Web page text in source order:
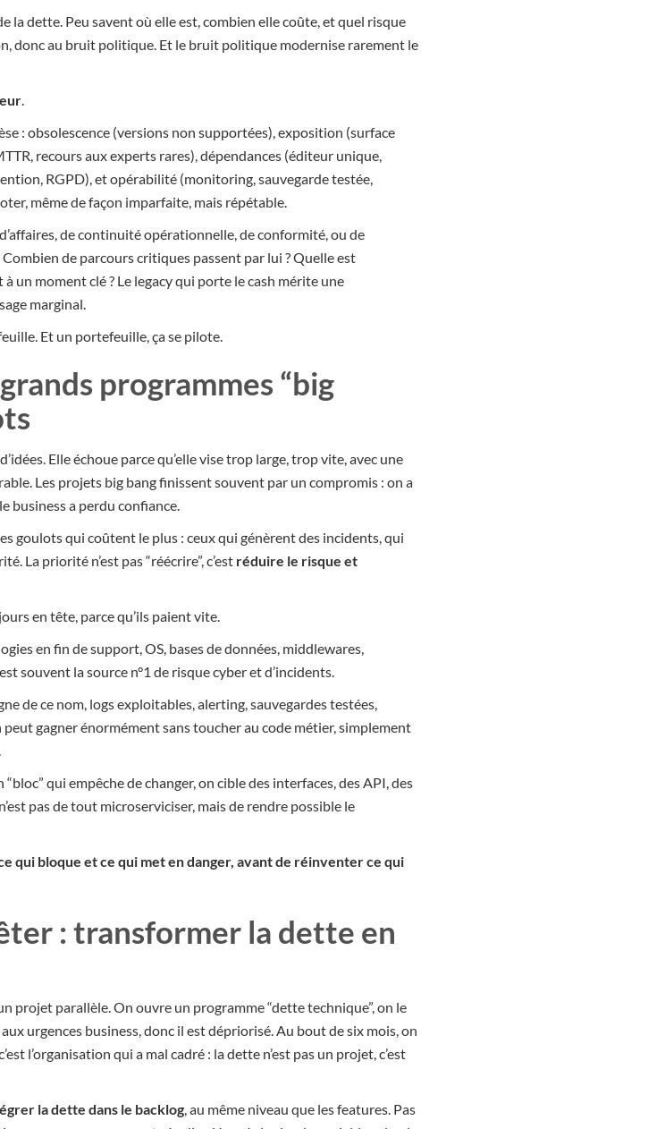
la dette. Peu savent où elle est, combien elle coûte, et quel risque
donc au bruit politique. Et le bruit politique modernise rarement le
.
: obsolescence (versions non supportées), exposition (surface
recours aux experts rares), dépendances (éditeur unique,
RGPD), et opérabilité (monitoring, sauvegarde testée,
même de façon imparfaite, mais répétable.
de continuité opérationnelle, de conformité, ou de
de parcours critiques passent par lui ? Quelle est
à un moment clé ? Le legacy qui porte le cash mérite une
marginal.
Et un portefeuille, ça se pilote.
programmes “big
Elle échoue parce qu’elle vise trop large, trop vite, avec une
Les projets big bang finissent souvent par un compromis : on a
business a perdu confiance.
goulots qui coûtent le plus : ceux qui génèrent des incidents, qui
La priorité n’est pas “réécrire”, c’est réduire le risque et
en tête, parce qu’ils paient vite.
en fin de support, OS, bases de données, middlewares,
souvent la source n°1 de risque cyber et d’incidents.
de ce nom, logs exploitables, alerting, sauvegardes testées,
gagner énormément sans toucher au code métier, simplement
qui empêche de changer, on cible des interfaces, des API, des
pas de tout microserviciser, mais de rendre possible le
qui bloque et ce qui met en danger, avant de réinventer ce qui
: transformer la dette en
projet parallèle. On ouvre un programme “dette technique”, on le
urgences business, donc il est dépriorisé. Au bout de six mois, on
l’organisation qui a mal cadré : la dette n’est pas un projet, c’est
la dette dans le backlog, au même niveau que les features. Pas